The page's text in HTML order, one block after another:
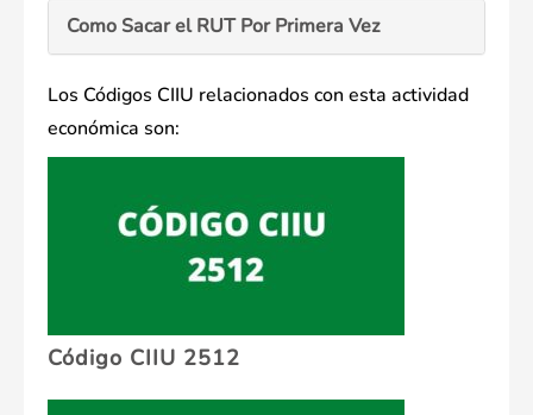
Como Sacar el RUT Por Primera Vez
Los Códigos CIIU relacionados con esta actividad
económica son:
Código CIIU 2512